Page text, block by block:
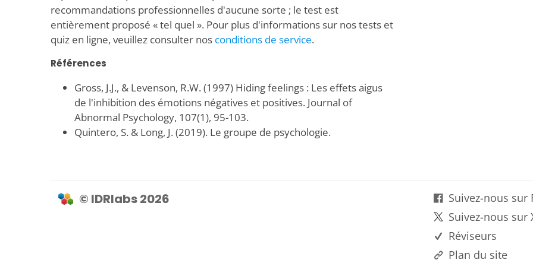
recommandations professionnelles d'aucune sorte ; le test est
entièrement proposé « tel quel ». Pour plus d'informations sur nos tests et
quiz en ligne, veuillez consulter nos conditions de service.
Références
Gross, J.J., & Levenson, R.W. (1997) Hiding feelings : Les effets aigus
de l'inhibition des émotions négatives et positives. Journal of
Abnormal Psychology, 107(1), 95-103.
Quintero, S. & Long, J. (2019). Le groupe de psychologie.
© IDRlabs 2026
Suivez-nous sur
Suivez-nous sur
Réviseurs
Plan du site